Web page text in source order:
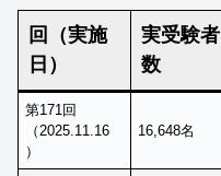
回（実施
日）
実受験者
数
第171回
（2025.11.16
）
16,648名